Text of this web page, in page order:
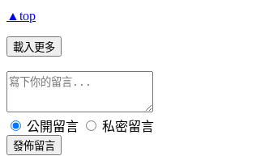
▲top
載入更多
公開留言 私密留言
發佈留言